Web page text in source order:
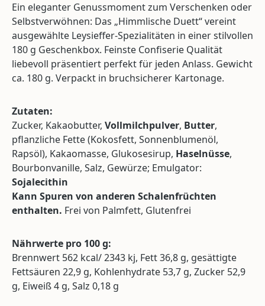
Ein eleganter Genussmoment zum Verschenken oder
Selbstverwöhnen: Das „Himmlische Duett“ vereint
ausgewählte Leysieffer-Spezialitäten in einer stilvollen
180 g Geschenkbox. Feinste Confiserie Qualität
liebevoll präsentiert perfekt für jeden Anlass. Gewicht
ca. 180 g. Verpackt in bruchsicherer Kartonage.
Zutaten:
Zucker, Kakaobutter, Vollmilchpulver, Butter,
pflanzliche Fette (Kokosfett, Sonnenblumenöl,
Rapsöl), Kakaomasse, Glukosesirup, Haselnüsse,
Bourbonvanille, Salz, Gewürze; Emulgator:
Sojalecithin
Kann Spuren von anderen Schalenfrüchten
enthalten. Frei von Palmfett, Glutenfrei
Nährwerte pro 100 g:
Brennwert 562 kcal/ 2343 kj, Fett 36,8 g, gesättigte
Fettsäuren 22,9 g, Kohlenhydrate 53,7 g, Zucker 52,9
g, Eiweiß 4 g, Salz 0,18 g